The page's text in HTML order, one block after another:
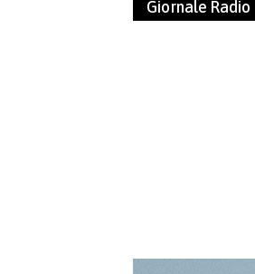
Giornale Radio